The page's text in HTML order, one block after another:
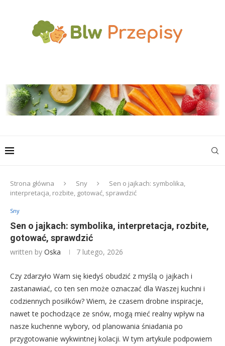
Strona główna Sny
Sen o jajkach: symbolika,
interpretacja, rozbite, gotować, sprawdzić
Sny
Sen o jajkach: symbolika, interpretacja, rozbite,
gotować, sprawdzić
written by Oska 7 lutego, 2026
Czy zdarzyło Wam się kiedyś obudzić z myślą o jajkach i
zastanawiać, co ten sen może oznaczać dla Waszej kuchni i
codziennych posiłków? Wiem, że czasem drobne inspiracje,
nawet te pochodzące ze snów, mogą mieć realny wpływ na
nasze kuchenne wybory, od planowania śniadania po
przygotowanie wykwintnej kolacji. W tym artykule podpowiem